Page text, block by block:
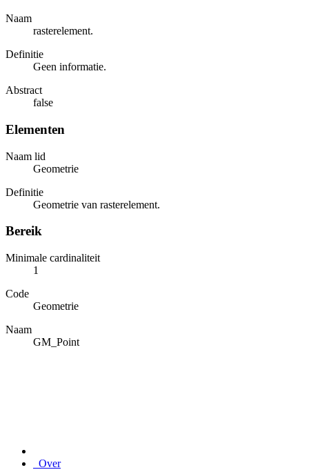
Naam
rasterelement.
Definitie
Geen informatie.
Abstract
false
Elementen
Naam lid
Geometrie
Definitie
Geometrie van rasterelement.
Bereik
Minimale cardinaliteit
1
Code
Geometrie
Naam
GM_Point
Over